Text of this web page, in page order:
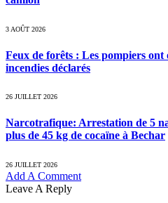
3 AOÛT 2026
Feux de forêts : Les pompiers ont
incendies déclarés
26 JUILLET 2026
Narcotrafique: Arrestation de 5
plus de 45 kg de cocaïne à Bechar
26 JUILLET 2026
Add A Comment
Leave A Reply